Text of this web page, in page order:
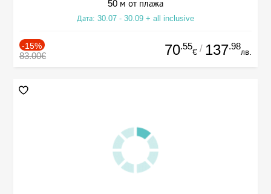
50 м от плажа
Дата: 30.07 - 30.09 + all inclusive
-15%
83.00€ 70.55
€ / 137.98
лв.